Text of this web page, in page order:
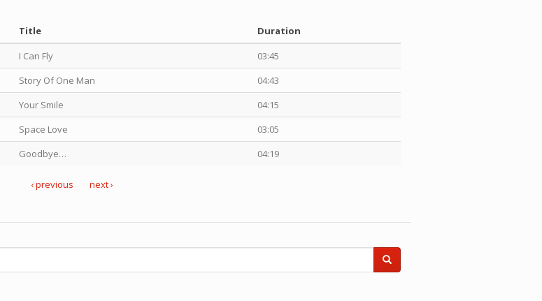
Title
Duration
I Can Fly
03:45
Story Of One Man
04:43
Your Smile
04:15
Space Love
03:05
Goodbye… 04:19
‹ previous next ›